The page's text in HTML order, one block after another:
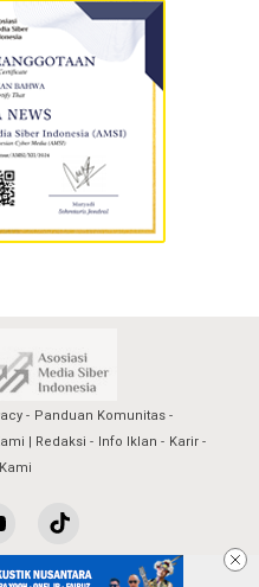
Panduan Komunitas
| Redaksi Info Iklan
Karir